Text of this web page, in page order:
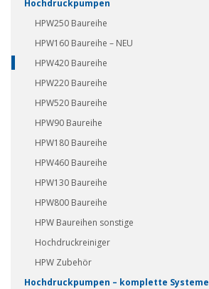
Hochdruckpumpen
HPW250 Baureihe
HPW160 Baureihe – NEU
HPW420 Baureihe
HPW220 Baureihe
HPW520 Baureihe
HPW90 Baureihe
HPW180 Baureihe
HPW460 Baureihe
HPW130 Baureihe
HPW800 Baureihe
HPW Baureihen sonstige
Hochdruckreiniger
HPW Zubehör
Hochdruckpumpen – komplette Systeme